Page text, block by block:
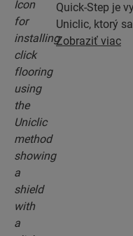
Quick-Step je
Uniclic, ktorý
montáže
Zobraziť viac